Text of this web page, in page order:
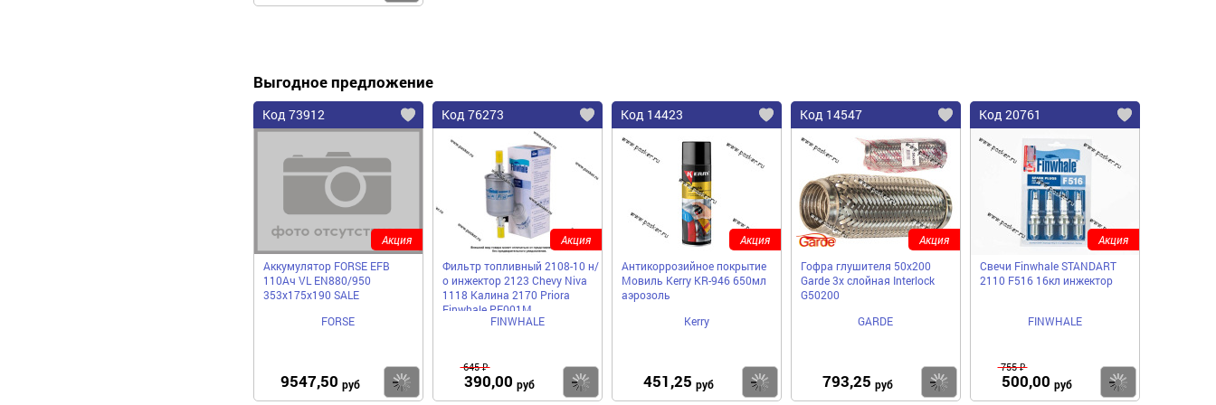
Выгодное предложение
Код 73912
Аккумулятор FORSE EFB
110Ач VL EN880/950
353х175х190 SALE
FORSE
9547,50 руб Купить
Акция
Код 76273
Фильтр топливный 2108-10 н/
о инжектор 2123 Chevy Niva
1118 Калина 2170 Priora
Finwhale PF001M
FINWHALE
645 ₽
390,00 руб Купить
Акция
Код 14423
Антикоррозийное покрытие
Мовиль Kerry KR-946 650мл
аэрозоль
Kerry
451,25 руб Купить
Акция
Код 14547
Гофра глушителя 50x200
Garde 3х слойная Interloсk
G50200
GARDE
793,25 руб Купить
Акция
Код 20761
Свечи Finwhale STANDART
2110 F516 16кл инжектор
FINWHALE
755 ₽
500,00 руб
Акция